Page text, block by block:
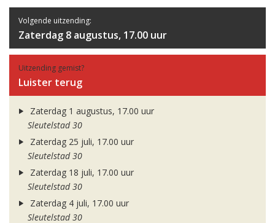
Volgende uitzending:
Zaterdag 8 augustus, 17.00 uur
Uitzending gemist?
Luister terug
Zaterdag 1 augustus, 17.00 uur
Sleutelstad 30
Zaterdag 25 juli, 17.00 uur
Sleutelstad 30
Zaterdag 18 juli, 17.00 uur
Sleutelstad 30
Zaterdag 4 juli, 17.00 uur
Sleutelstad 30